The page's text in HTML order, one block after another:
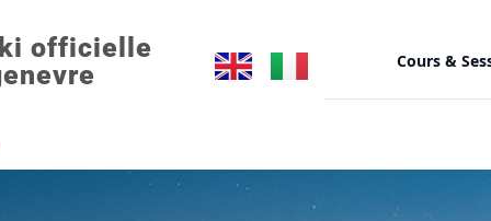
officielle
Cours &
/